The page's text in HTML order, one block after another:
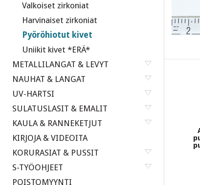
Valkoiset zirkoniat
Harvinaiset zirkoniat
Pyöröhiotut kivet
Uniikit kivet *ERÄ*
METALLILANGAT & LEVYT
NAUHAT & LANGAT
UV-HARTSI
SULATUSLASIT & EMALIT
KAULA & RANNEKETJUT
KIRJOJA & VIDEOITA
KORURASIAT & PUSSIT
S-TYÖOHJEET
POISTOMYYNTI